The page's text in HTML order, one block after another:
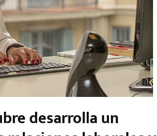
desarrolla un